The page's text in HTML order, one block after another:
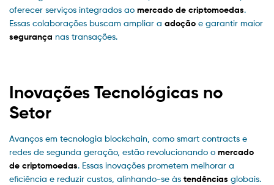
oferecer serviços integrados ao mercado de criptomoedas.
Essas colaborações buscam ampliar a adoção e garantir maior
segurança nas transações.
Inovações Tecnológicas no
Setor
Avanços em tecnologia blockchain, como smart contracts e
redes de segunda geração, estão revolucionando o mercado
de criptomoedas. Essas inovações prometem melhorar a
eficiência e reduzir custos, alinhando-se às tendências globais.